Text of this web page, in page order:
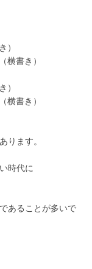
）
横書き）
）
横書き）
ります。
時代に
あることが多いで